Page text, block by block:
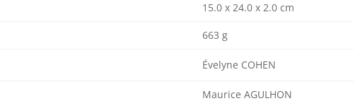
15.0 x 24.0 x 2.0 cm
663 g
Évelyne COHEN
Maurice AGULHON